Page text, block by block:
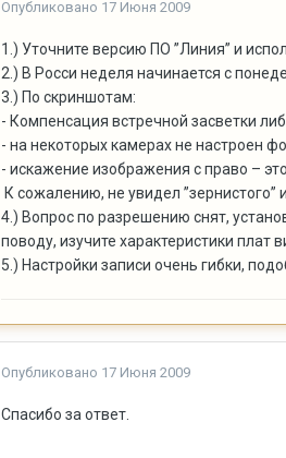
Опубликовано 17 Июня 2009
1.) Уточните версию ПО ”Линия” и
2.) В Росси неделя начинается с
3.) По скриншотам:
- Компенсация встречной засветки
- на некоторых камерах не настроен
- искажение изображения с право –
К сожалению, не увидел
4.) Вопрос по разрешению снят,
поводу, изучите характеристики плат
5.) Настройки записи очень гибки,
Опубликовано 17 Июня 2009
Спасибо за ответ.